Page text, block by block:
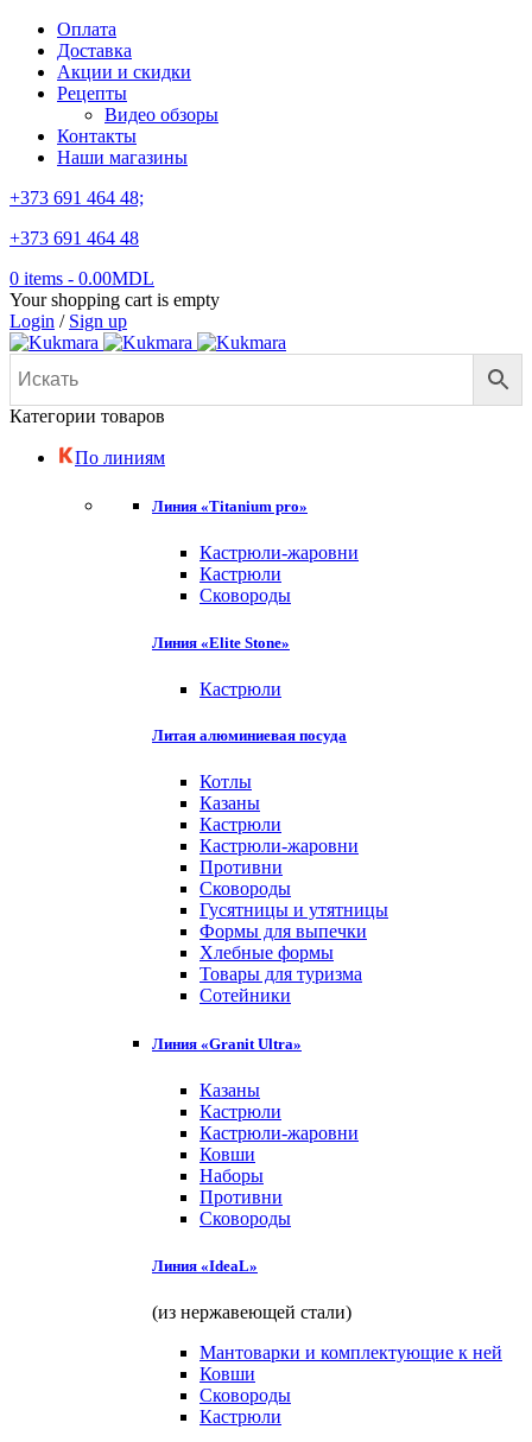
Оплата
Доставка
Акции и скидки
Рецепты
Видео обзоры
Контакты
Наши магазины
+373 691 464 48;
+373 691 464 48
0 items - 0.00MDL
Your shopping cart is empty
Login / Sign up
Категории товаров
По линиям
Линия «Titanium pro»
Кастрюли-жаровни
Кастрюли
Сковороды
Линия «Elite Stone»
Кастрюли
Литая алюминиевая посуда
Котлы
Казаны
Кастрюли
Кастрюли-жаровни
Противни
Сковороды
Гусятницы и утятницы
Формы для выпечки
Хлебные формы
Товары для туризма
Сотейники
Линия «Granit Ultra»
Казаны
Кастрюли
Кастрюли-жаровни
Ковши
Наборы
Противни
Сковороды
Линия «IdeaL»
(из нержавеющей стали)
Мантоварки и комплектующие к ней
Ковши
Сковороды
Кастрюли